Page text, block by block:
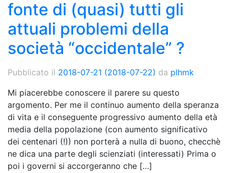
fonte di (quasi) tutti gli
attuali problemi della
società “occidentale” ?
Pubblicato il 2018-07-21 (2018-07-22) da plhmk
Mi piacerebbe conoscere il parere su questo
argomento. Per me il continuo aumento della speranza
di vita e il conseguente progressivo aumento della età
media della popolazione (con aumento significativo
dei centenari (!)) non porterà a nulla di buono, checchè
ne dica una parte degli scienziati (interessati) Prima o
poi i governi si accorgeranno che […]